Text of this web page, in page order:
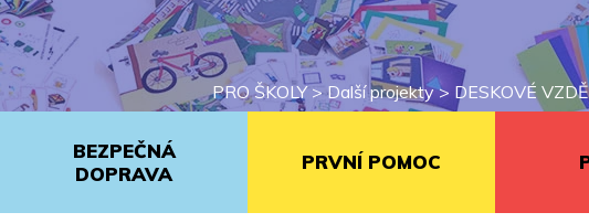
PRO ŠKOLY>Další projekty> DESKOVÉ
BEZPEČNÁ
DOPRAVA
PRVNÍ POMOC